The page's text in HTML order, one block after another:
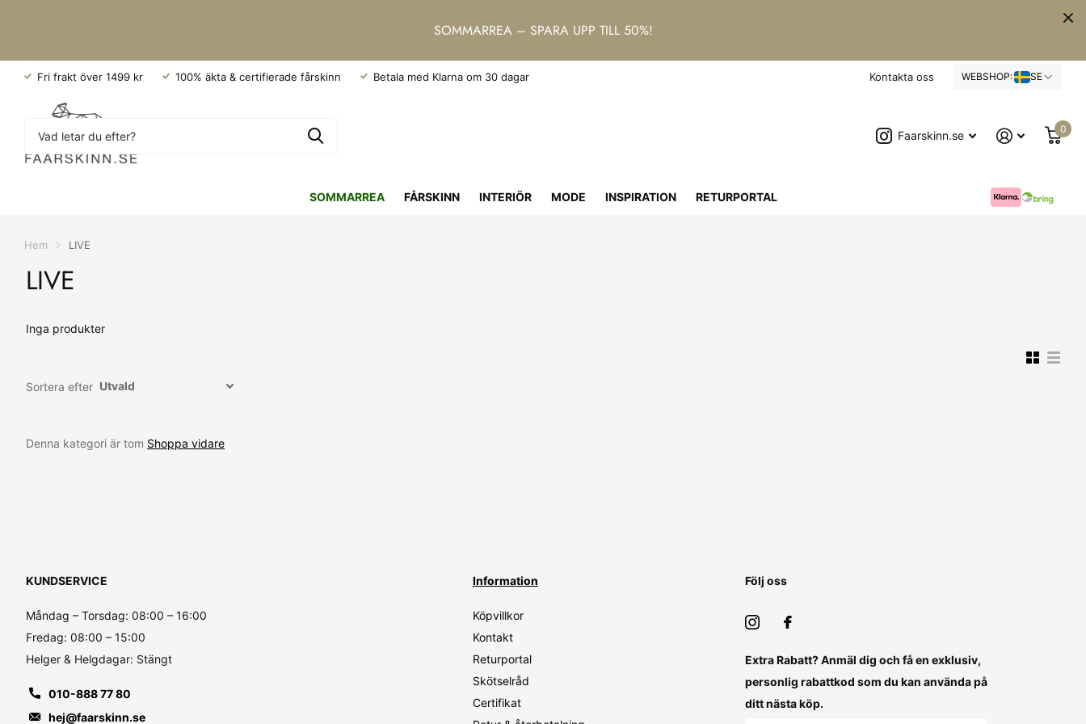
SOMMARREA – SPARA UPP TILL 50%!
Fri frakt över 1499 kr 100% äkta & certifierade fårskinn Betala med Klarna om 30 dagar Kontakta oss WEBSHOP: SE
Faarskinn.se 0
SOMMARREA FÅRSKINN INTERIÖR MODE INSPIRATION RETURPORTAL
Hem LIVE
LIVE
Inga produkter
Sortera efter
Denna kategori är tom Shoppa vidare
KUNDSERVICE
Måndag – Torsdag: 08:00 – 16:00
Fredag: 08:00 – 15:00
Helger & Helgdagar: Stängt
010-888 77 80
hej@faarskinn.se
Information
Köpvillkor
Kontakt
Returportal
Skötselråd
Certifikat
Följ oss
Extra Rabatt? Anmäl dig och få en exklusiv,
personlig rabattkod som du kan använda på
ditt nästa köp.